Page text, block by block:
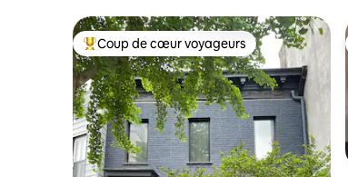
Coups de cœur voyageurs les plus appréciés
Coup de cœur voyageurs